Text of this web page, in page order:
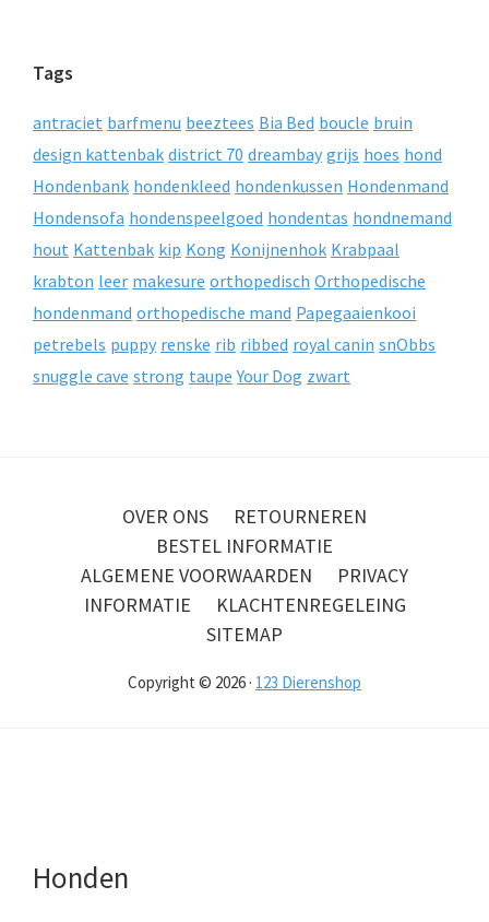
Tags
antraciet barfmenu beeztees Bia Bed boucle bruin
design kattenbak district 70 dreambay grijs hoes hond
Hondenbank hondenkleed hondenkussen Hondenmand
Hondensofa hondenspeelgoed hondentas hondnemand
hout Kattenbak kip Kong Konijnenhok Krabpaal
krabton leer makesure orthopedisch Orthopedische
hondenmand orthopedische mand Papegaaienkooi
petrebels puppy renske rib ribbed royal canin snObbs
snuggle cave strong taupe Your Dog zwart
OVER ONS
RETOURNEREN
BESTEL INFORMATIE
ALGEMENE VOORWAARDEN
PRIVACY
INFORMATIE
KLACHTENREGELEING
SITEMAP
Copyright © 2026 · 123 Dierenshop
Honden